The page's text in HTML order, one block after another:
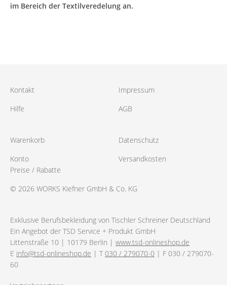
im Bereich der Textilveredelung an.
Kontakt
Hilfe
Impressum
AGB
Warenkorb
Konto
Datenschutz
Versandkosten
Preise / Rabatte
© 2026 WORKS Kiefner GmbH & Co. KG
Exklusive Berufsbekleidung von Tischler Schreiner Deutschland
Ein Angebot der TSD Service + Produkt GmbH
Littenstraße 10 | 10179 Berlin | www.tsd-onlineshop.de
E info@tsd-onlineshop.de | T030 / 279070-0 | F 030 / 279070-
60